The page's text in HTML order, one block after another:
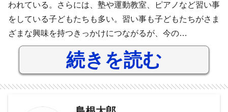
われている。さらには、塾や運動教室、ピアノなど習い事
をしている子どもたちも多い。習い事も子どもたちがさま
ざまな興味を持つきっかけにつながるが、今の…
続きを読む